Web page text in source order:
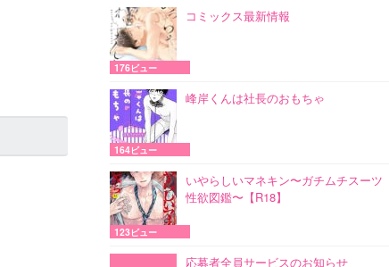
コミックス最新情報
176ビュー
峰岸くんは社長のおもちゃ
164ビュー
いやらしいマネキン〜ガチムチスーツ
性欲図鑑〜【R18】
123ビュー
応募者全員サービスのお知らせ